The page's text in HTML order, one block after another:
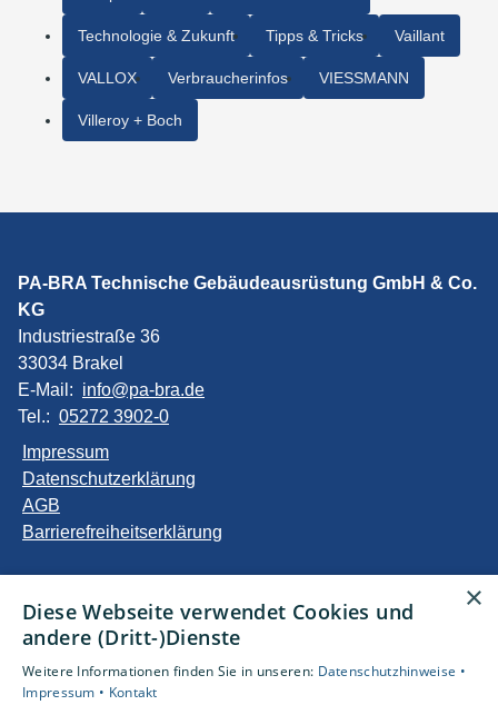
Technologie & Zukunft Tipps & Tricks Vaillant
VALLOX Verbraucherinfos VIESSMANN
Villeroy + Boch
PA-BRA Technische Gebäudeausrüstung GmbH & Co.
KG
Industriestraße 36
33034 Brakel
E-Mail: info@pa-bra.de
Tel.: 05272 3902-0
Impressum
Datenschutzerklärung
AGB
Barrierefreiheitserklärung
Privatkunden
Gewerbekunden
Karriere
Unternehmen
×
Diese Webseite verwendet Cookies und
andere (Dritt-)Dienste
Weitere Informationen finden Sie in unseren: Datenschutzhinweise •
Impressum • Kontakt